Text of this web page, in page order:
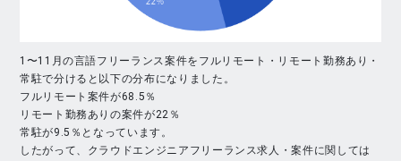
1〜11月の言語フリーランス案件をフルリモート・リモート勤務あり・
常駐で分けると以下の分布になりました。
フルリモート案件が68.5％
リモート勤務ありの案件が22％
常駐が9.5％となっています。
したがって、クラウドエンジニアフリーランス求人・案件に関しては